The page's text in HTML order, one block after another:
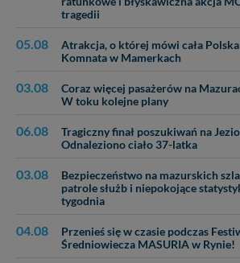
tragedii
05.08
Atrakcja, o której mówi cała
Komnata w Mamerkach
03.08
Coraz więcej pasażerów na
W toku kolejne plany
06.08
Tragiczny finał poszukiwań na
Odnaleziono ciało 37-latka
03.08
Bezpieczeństwo na mazurskich
patrole służb i niepokojące
tygodnia
04.08
Przenieś się w czasie podczas
Średniowiecza MASURIA w Rynie!